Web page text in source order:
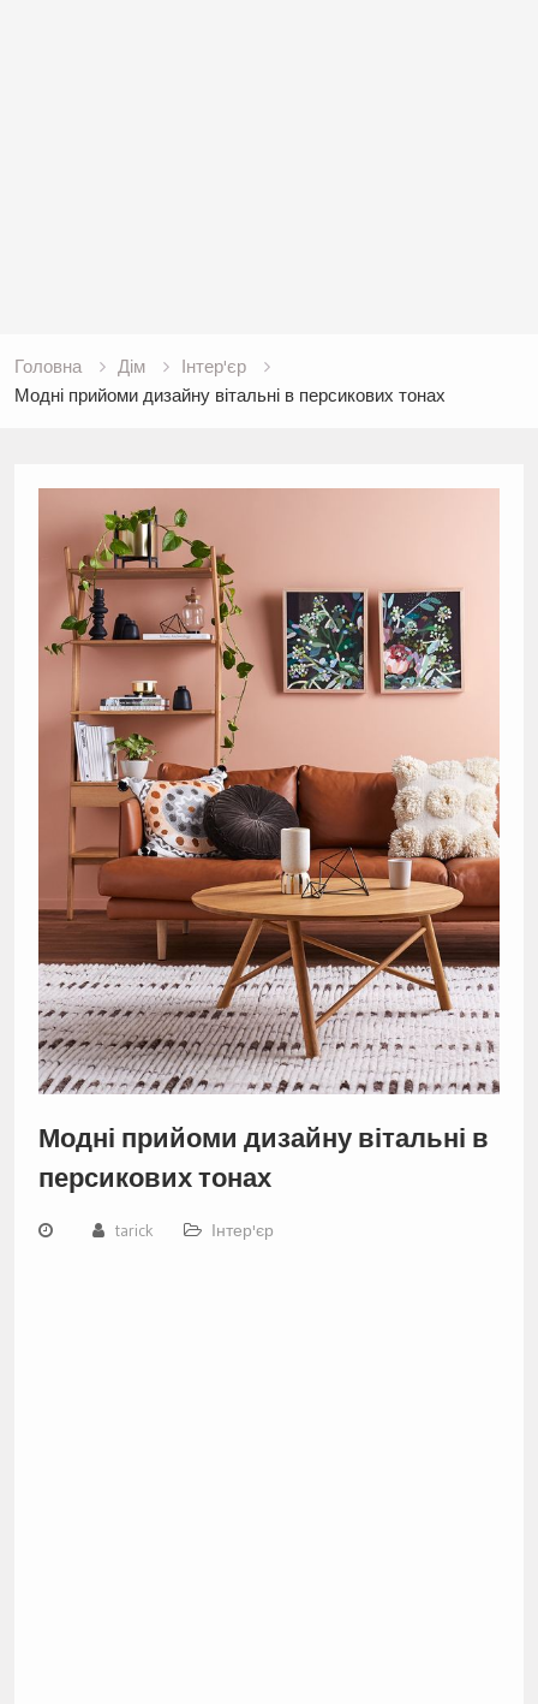
Головна Дім
Інтер'єр
Модні прийоми дизайну вітальні в персикових тонах
Модні прийоми дизайну вітальні в
персикових тонах
tarick Інтер'єр